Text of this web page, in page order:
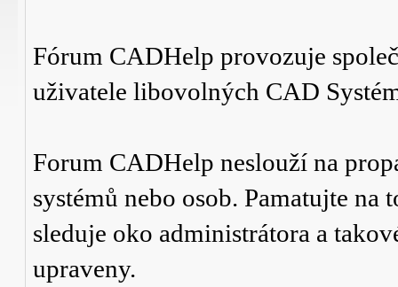
Fórum CADHelp provozuje
uživatele libovolných CAD
Forum CADHelp neslouží na
systémů nebo osob. Pamatujte
sleduje oko administrátora a
upraveny.